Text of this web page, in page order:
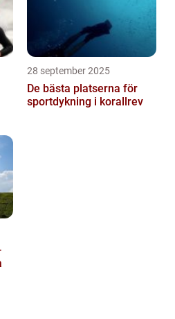
28 september 2025
De bästa platserna för
sportdykning i korallrev